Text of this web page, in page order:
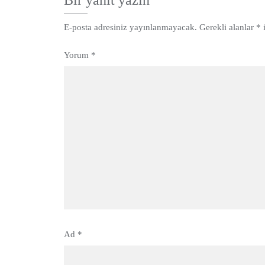
E-posta adresiniz yayınlanmayacak. Gerekli alanlar *
Yorum *
Ad *